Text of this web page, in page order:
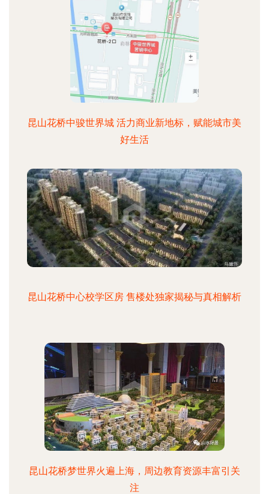
昆山花桥中骏世界城 活力商业新地标，赋能城市美
好生活
昆山花桥中心校学区房 售楼处独家揭秘与真相解析
昆山花桥梦世界火遍上海，周边教育资源丰富引关
注